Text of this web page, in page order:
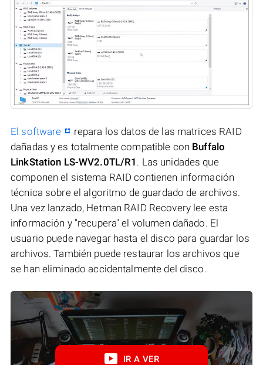
El software
repara los datos de las matrices RAID
dañadas y es totalmente compatible con Buffalo
LinkStation LS-WV2.0TL/R1 . Las unidades que
componen el sistema RAID contienen información
técnica sobre el algoritmo de guardado de archivos.
Una vez lanzado, Hetman RAID Recovery lee esta
información y "recupera" el volumen dañado. El
usuario puede navegar hasta el disco para guardar los
archivos. También puede restaurar los archivos que
se han eliminado accidentalmente del disco.
IR A VER